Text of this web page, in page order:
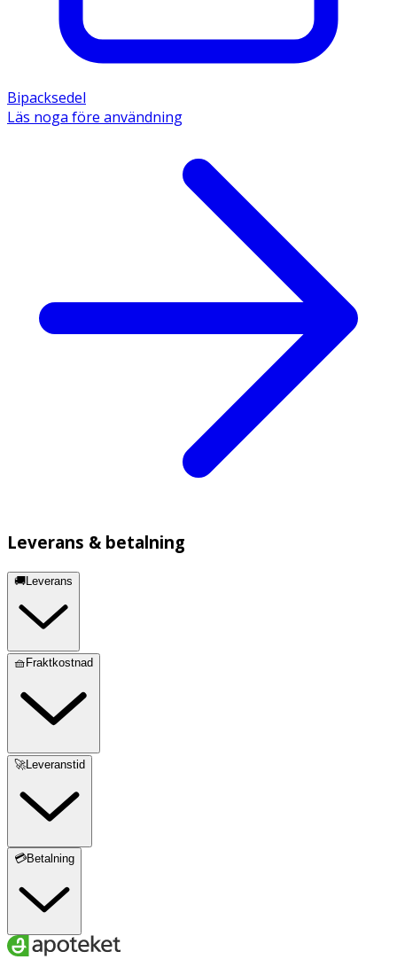
Bipacksedel
Läs noga före användning
Leverans & betalning
🚚Leverans
🧺Fraktkostnad
🚀Leveranstid
💳Betalning